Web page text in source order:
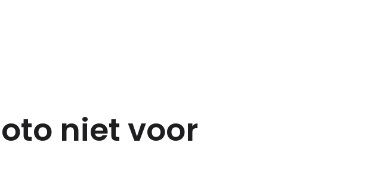
niet voor